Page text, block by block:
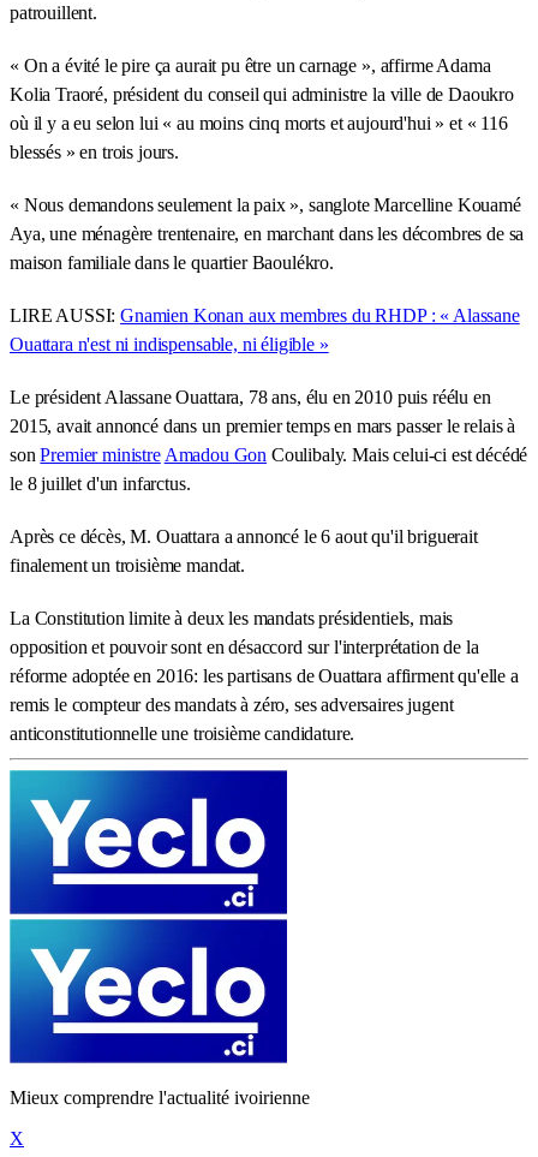
patrouillent.
« On a évité le pire ça aurait pu être un carnage », affirme Adama
Kolia Traoré, président du conseil qui administre la ville de Daoukro
où il y a eu selon lui « au moins cinq morts et aujourd'hui » et « 116
blessés » en trois jours.
« Nous demandons seulement la paix », sanglote Marcelline Kouamé
Aya, une ménagère trentenaire, en marchant dans les décombres de sa
maison familiale dans le quartier Baoulékro.
LIRE AUSSI:Gnamien Konan aux membres du RHDP : « Alassane
Ouattara n'est ni indispensable, ni éligible »
Le président Alassane Ouattara, 78 ans, élu en 2010 puis réélu en
2015, avait annoncé dans un premier temps en mars passer le relais à
sonPremier ministre Amadou Gon Coulibaly. Mais celui-ci est décédé
le 8 juillet d'un infarctus.
Après ce décès, M. Ouattara a annoncé le 6 aout qu'il briguerait
finalement un troisième mandat.
La Constitution limite à deux les mandats présidentiels, mais
opposition et pouvoir sont en désaccord sur l'interprétation de la
réforme adoptée en 2016: les partisans de Ouattara affirment qu'elle a
remis le compteur des mandats à zéro, ses adversaires jugent
anticonstitutionnelle une troisième candidature.
Mieux comprendre l'actualité ivoirienne
X